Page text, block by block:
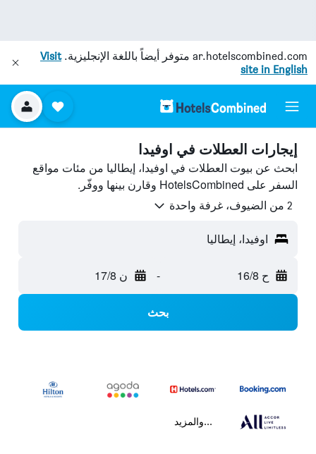
ar.hotelscombined.com متوفر أيضاً باللغة الإنجليزية.Visit
site in English
إيجارات العطلات في اوفيدا
ابحث عن بيوت العطلات في اوفيدا، إيطاليا من مئات مواقع
السفر على HotelsCombined وقارن بينها ووفّر.
2 من الضيوف، غرفة واحدة
اوفيدا، إيطاليا
ح 16/8 - ن 17/8
بحث
...والمزيد